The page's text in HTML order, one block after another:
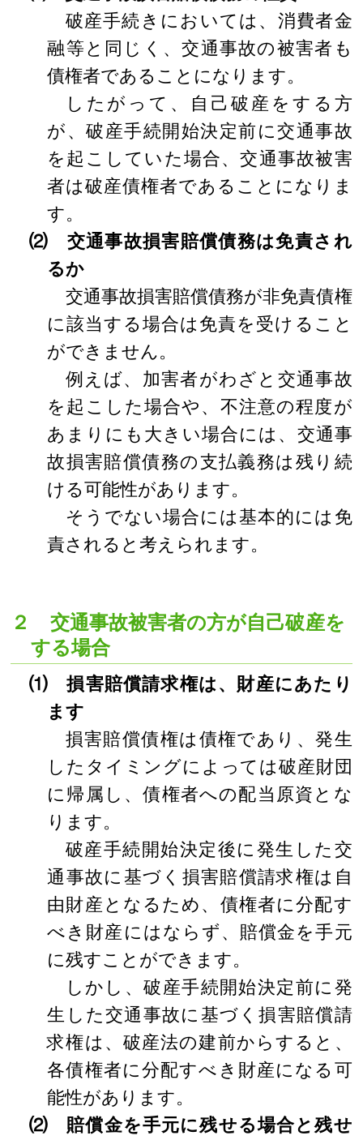
破産手続きにおいては、消費者金
融等と同じく、交通事故の被害者も
債権者であることになります。
したがって、自己破産をする方
が、破産手続開始決定前に交通事故
を起こしていた場合、交通事故被害
者は破産債権者であることになりま
す。
⑵ 交通事故損害賠償債務は免責され
るか
交通事故損害賠償債務が非免責債権
に該当する場合は免責を受けること
ができません。
例えば、加害者がわざと交通事故
を起こした場合や、不注意の程度が
あまりにも大きい場合には、交通事
故損害賠償債務の支払義務は残り続
ける可能性があります。
そうでない場合には基本的には免
責されると考えられます。
２ 交通事故被害者の方が自己破産を
する場合
⑴ 損害賠償請求権は、財産にあたり
ます
損害賠償債権は債権であり、発生
したタイミングによっては破産財団
に帰属し、債権者への配当原資とな
ります。
破産手続開始決定後に発生した交
通事故に基づく損害賠償請求権は自
由財産となるため、債権者に分配す
べき財産にはならず、賠償金を手元
に残すことができます。
しかし、破産手続開始決定前に発
生した交通事故に基づく損害賠償請
求権は、破産法の建前からすると、
各債権者に分配すべき財産になる可
能性があります。
⑵ 賠償金を手元に残せる場合と残せ